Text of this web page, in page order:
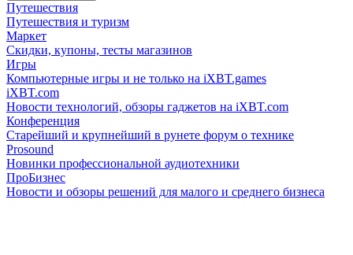
Путешествия
Путешествия и туризм
Маркет
Скидки, купоны, тесты магазинов
Игры
Компьютерные игры и не только на iXBT.games
iXBT.com
Новости технологий, обзоры гаджетов на iXBT.com
Конференция
Старейший и крупнейший в рунете форум о технике
Prosound
Новинки профессиональной аудиотехники
ПроБизнес
Новости и обзоры решений для малого и среднего бизнеса